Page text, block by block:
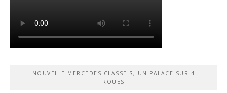
NOUVELLE MERCEDES CLASSE S, UN PALACE SUR 4
ROUES